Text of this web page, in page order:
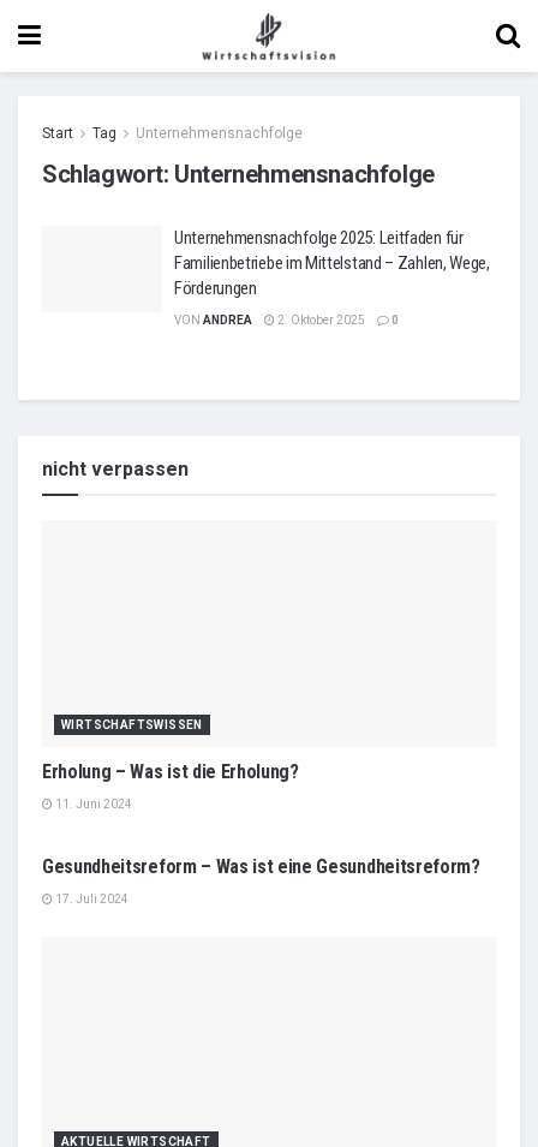
Start Tag Unternehmensnachfolge
Schlagwort: Unternehmensnachfolge
Unternehmensnachfolge 2025: Leitfaden für
Familienbetriebe im Mittelstand – Zahlen, Wege,
Förderungen
VON ANDREA 2. Oktober 2025 0
nicht verpassen
WIRTSCHAFTSWISSEN
Erholung – Was ist die Erholung?
11. Juni 2024
Gesundheitsreform – Was ist eine Gesundheitsreform?
17. Juli 2024
AKTUELLE WIRTSCHAFT